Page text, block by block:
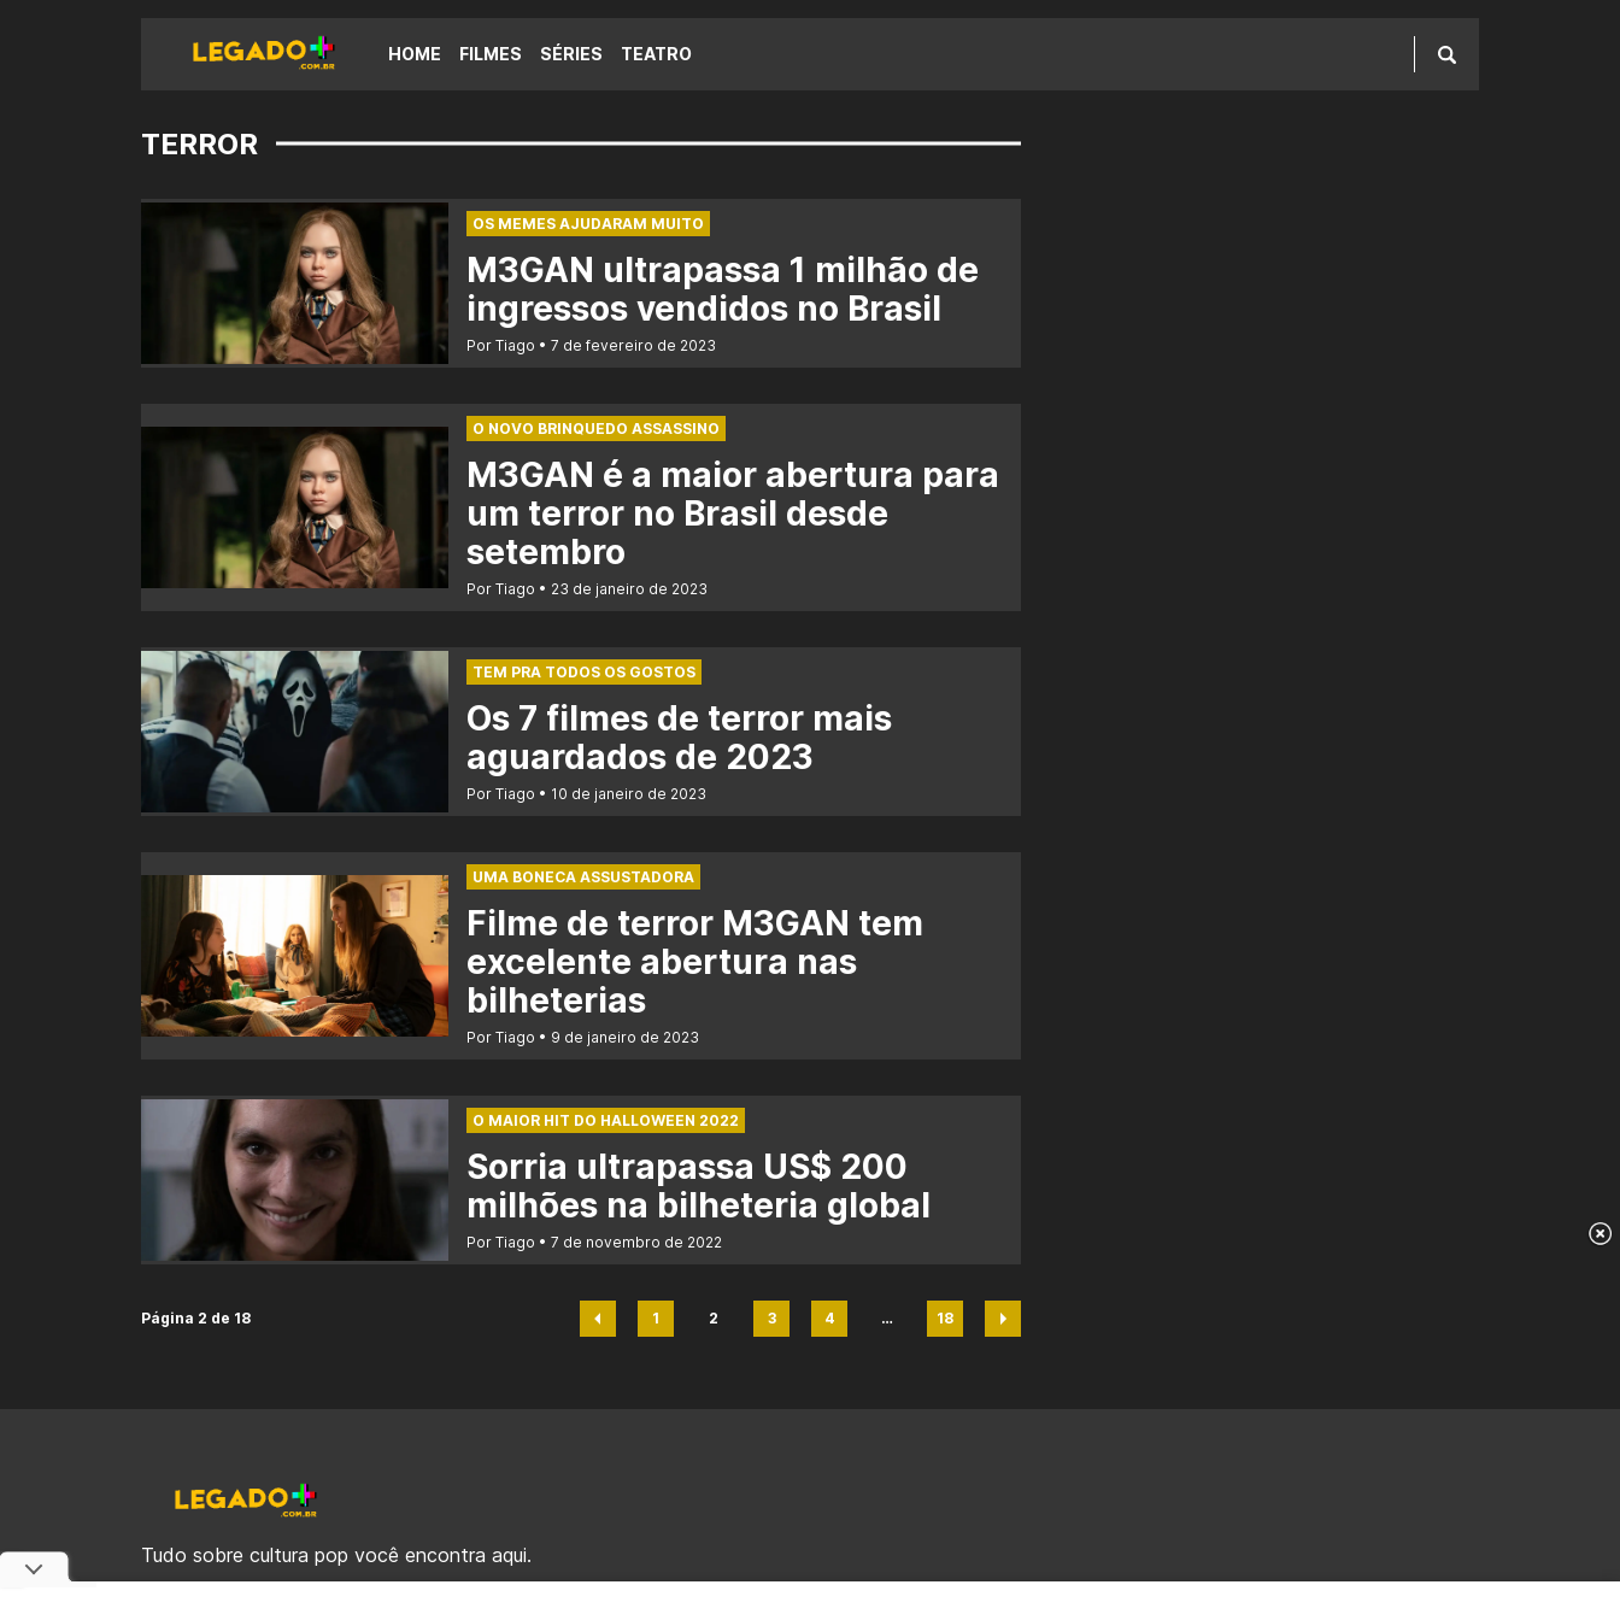
HOME FILMES SÉRIES TEATRO
TERROR
OS MEMES AJUDARAM MUITO
M3GAN ultrapassa 1 milhão de
ingressos vendidos no Brasil
Por Tiago 7 de fevereiro de 2023
O NOVO BRINQUEDO ASSASSINO
M3GAN é a maior abertura para
um terror no Brasil desde
setembro
Por Tiago 23 de janeiro de 2023
TEM PRA TODOS OS GOSTOS
Os 7 filmes de terror mais
aguardados de 2023
Por Tiago 10 de janeiro de 2023
UMA BONECA ASSUSTADORA
Filme de terror M3GAN tem
excelente abertura nas
bilheterias
Por Tiago 9 de janeiro de 2023
O MAIOR HIT DO HALLOWEEN 2022
Sorria ultrapassa US$ 200
milhões na bilheteria global
Por Tiago 7 de novembro de 2022
Página 2 de 18
Página
1
Página
2
Página
3
Página
4
…
Página
18
Tudo sobre cultura pop você encontra aqui.